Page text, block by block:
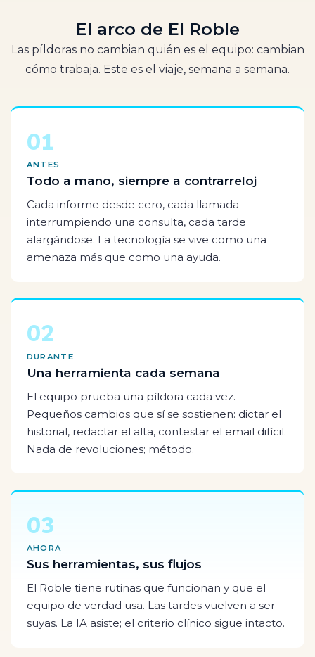
El arco de El Roble
Las píldoras no cambian quién es el equipo: cambian
cómo trabaja. Este es el viaje, semana a semana.
01
ANTES
Todo a mano, siempre a contrarreloj
Cada informe desde cero, cada llamada
interrumpiendo una consulta, cada tarde
alargándose. La tecnología se vive como una
amenaza más que como una ayuda.
02
DURANTE
Una herramienta cada semana
El equipo prueba una píldora cada vez.
Pequeños cambios que sí se sostienen: dictar el
historial, redactar el alta, contestar el email difícil.
Nada de revoluciones; método.
03
AHORA
Sus herramientas, sus flujos
El Roble tiene rutinas que funcionan y que el
equipo de verdad usa. Las tardes vuelven a ser
suyas. La IA asiste; el criterio clínico sigue intacto.